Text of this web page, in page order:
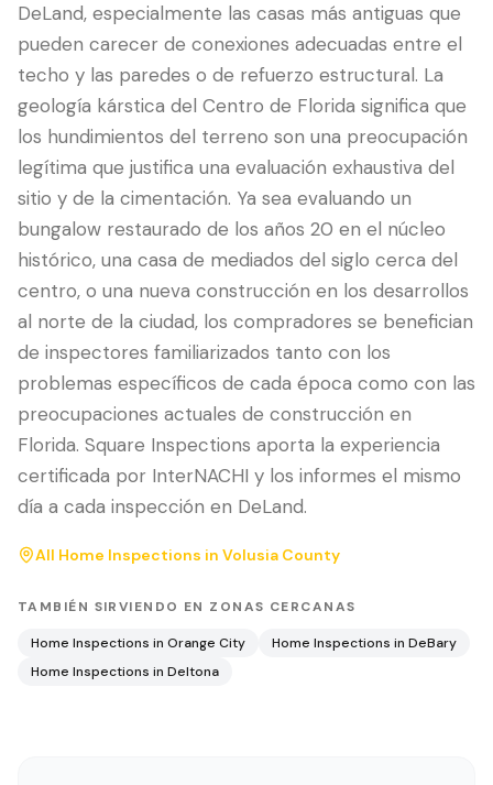
DeLand, especialmente las casas más antiguas que
pueden carecer de conexiones adecuadas entre el
techo y las paredes o de refuerzo estructural. La
geología kárstica del Centro de Florida significa que
los hundimientos del terreno son una preocupación
legítima que justifica una evaluación exhaustiva del
sitio y de la cimentación. Ya sea evaluando un
bungalow restaurado de los años 20 en el núcleo
histórico, una casa de mediados del siglo cerca del
centro, o una nueva construcción en los desarrollos
al norte de la ciudad, los compradores se benefician
de inspectores familiarizados tanto con los
problemas específicos de cada época como con las
preocupaciones actuales de construcción en
Florida. Square Inspections aporta la experiencia
certificada por InterNACHI y los informes el mismo
día a cada inspección en DeLand.
All Home Inspections in Volusia County
TAMBIÉN SIRVIENDO EN ZONAS CERCANAS
Home Inspections in Orange City Home Inspections in DeBary
Home Inspections in Deltona